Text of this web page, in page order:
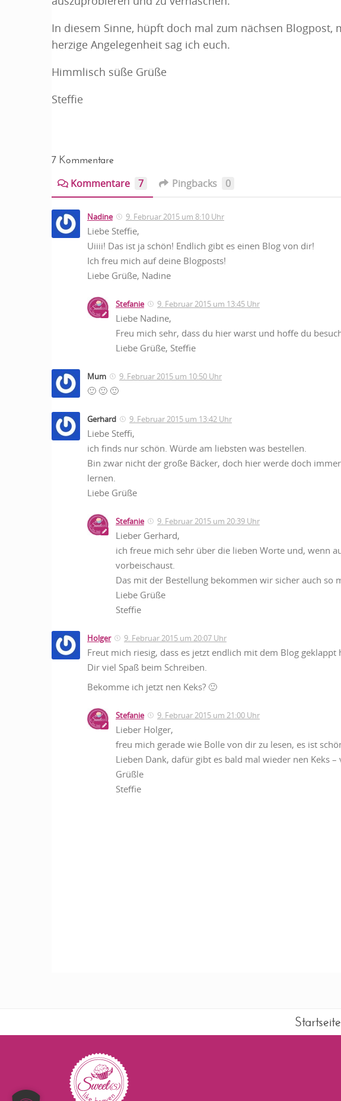
In diesem Sinne, hüpft doch mal zum nächsen Blogpost,
herzige Angelegenheit sag ich euch.
Himmlisch süße Grüße
Steffie
7 Kommentare
Kommentare
7 Pingbacks 0
Nadine 9. Februar 2015 um 8:10 Uhr
Liebe Steffie,
Uiiii! Das ist ja schön! Endlich gibt es einen Blog von dir!
Ich freu mich auf deine Blogposts!
Liebe Grüße, Nadine
Stefanie 9. Februar 2015 um 13:45 Uhr
Liebe Nadine,
Freu mich sehr, dass du hier warst und hoffe du
Liebe Grüße, Steffie
Mum 9. Februar 2015 um 10:50 Uhr
🙂 🙂 🙂
Gerhard 9. Februar 2015 um 13:42 Uhr
Liebe Steffi,
ich finds nur schön. Würde am liebsten was bestellen.
Bin zwar nicht der große Bäcker, doch hier werde doch
lernen.
Liebe Grüße
Stefanie 9. Februar 2015 um 20:39 Uhr
Lieber Gerhard,
ich freue mich sehr über die lieben Worte und, wenn
vorbeischaust.
Das mit der Bestellung bekommen wir sicher auch so
Liebe Grüße
Steffie
Holger 9. Februar 2015 um 20:07 Uhr
Freut mich riesig, dass es jetzt endlich mit dem Blog
Dir viel Spaß beim Schreiben.
Bekomme ich jetzt nen Keks? 🙂
Stefanie 9. Februar 2015 um 21:00 Uhr
Lieber Holger,
freu mich gerade wie Bolle von dir zu lesen, es ist
Lieben Dank, dafür gibt es bald mal wieder nen Keks –
Grüßle
Steffie
Startseite